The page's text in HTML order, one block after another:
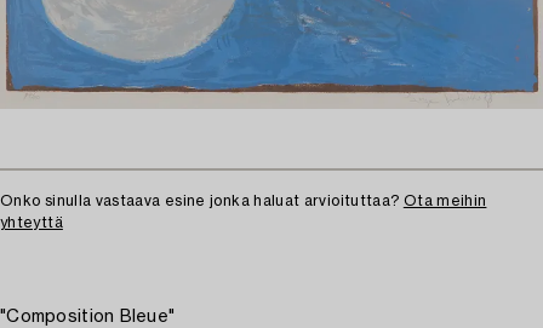
Onko sinulla vastaava esine jonka haluat arvioituttaa? Ota meihin
yhteyttä
"Composition Bleue"